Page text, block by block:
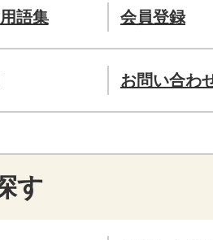
語集 会員登録
お問い合わ
す